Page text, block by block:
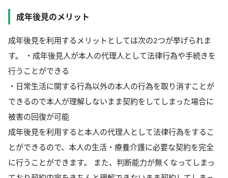
成年後見のメリット
成年後見を利用するメリットとしては次の2つが挙げられま
す。 ・成年後見人が本人の代理人として法律行為や手続きを
行うことができる
・日常生活に関する行為以外の本人の行為を取り消すことが
できるので本人が理解しないまま契約をしてしまった場合に
被害の回復が可能
成年後見を利用すると本人の代理人として法律行為をするこ
とができるので、本人の生活・療養介護に必要な契約を完全
に行うことができます。 また、判断能力が無くなってしまっ